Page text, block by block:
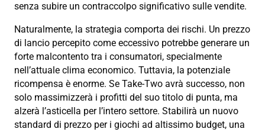
senza subire un contraccolpo significativo sulle vendite.
Naturalmente, la strategia comporta dei rischi. Un prezzo
di lancio percepito come eccessivo potrebbe generare un
forte malcontento tra i consumatori, specialmente
nell’attuale clima economico. Tuttavia, la potenziale
ricompensa è enorme. Se Take-Two avrà successo, non
solo massimizzerà i profitti del suo titolo di punta, ma
alzerà l’asticella per l’intero settore. Stabilirà un nuovo
standard di prezzo per i giochi ad altissimo budget, una